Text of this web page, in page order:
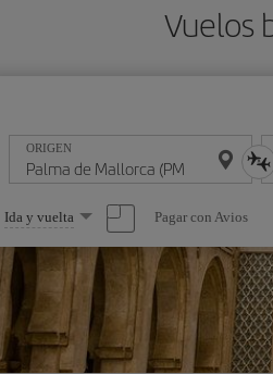
Vuelos
ORIGEN
Seleccione
una
opción
Ida y vuelta Pagar con Avios